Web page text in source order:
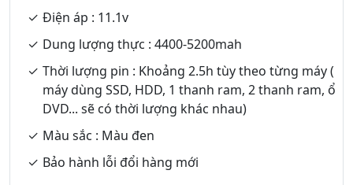
Điện áp : 11.1v
Dung lượng thực : 4400-5200mah
Thời lượng pin : Khoảng 2.5h tùy theo từng máy (
máy dùng SSD, HDD, 1 thanh ram, 2 thanh ram, ổ
DVD... sẽ có thời lượng khác nhau)
Màu sắc : Màu đen
Bảo hành lỗi đổi hàng mới